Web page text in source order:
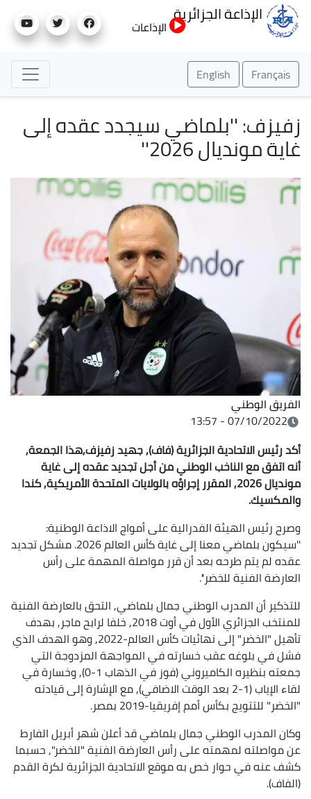
إلى
الإذاعة الجزائرية
الإذاعات
Français
English
زفيزف: ''بلماضي سيجدد عقده إلى
غاية مونديال 2026''
الفريق الوطني
07/10/2022 - 13:57
أكد رئيس الاتحادية الجزائرية (فاف), جهيد زفيزف,هذا الجمعة,
أنه اتفق مع الناخب الوطني من أجل تجديد عقده إلى غاية
مونديال 2026, المقرر إجراؤه بالولايات المتحدة الأمريكية, كندا
والمكسيك.
وصرح رئيس الهيئة الفدرالية على أمواج الاذاعة الوطنية:
''سيكون بلماضي معنا إلى غاية كأس العالم 2026. مشكل تجديد
عقده لم يتم طرحه بعد أن قرر مواصلة المهمة على رأس
العارضة الفنية للخضر''.
للتذكير أن المدرب الوطني جمال بلماضي, التحق بالعارضة الفنية
للمنتخب الجزائري الأول في أوت 2018, خلفا لرابح ماجر, بهدف
تأهيل "الخضر" إلى نهائيات كأس العالم-2022, وهو الهدف الذي
فشل في بلوغه عقب خسارته في المواجهة المزدوجة التي
جمعته بنظيره الكاميروني (فوز في الذهاب 1-0), وخسارة في
لقاء الإياب (1-2 بعد الوقت الاضافي), مع الإشارة إلى قيادته
"الخضر" للتتويج بكأس أمم إفريقيا-2019 بمصر.
وكان المدرب الوطني جمال بلماضي قد أعلن شهر أبريل الفارط
عن مواصلته لمهمته على رأس العارضة الفنية "للخضر", حسبما
كشف عنه في حوار خص به موقع الاتحادية الجزائرية لكرة القدم
(الفاف).